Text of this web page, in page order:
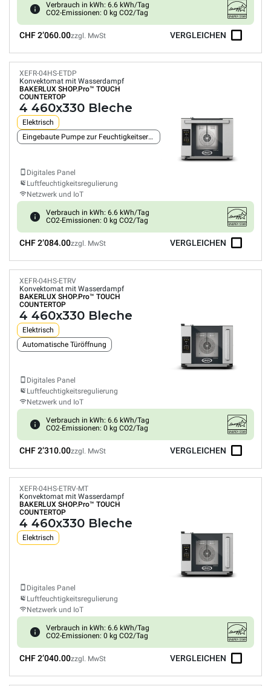
Verbrauch in kWh: 6.6 kWh/Tag
CO2-Emissionen: 0 kg CO2/Tag
CHF 2’060.00zzgl. MwSt VERGLEICHEN
XEFR-04HS-ETDP
Konvektomat mit Wasserdampf
BAKERLUX SHOP.Pro™ TOUCH
COUNTERTOP
4 460x330 Bleche
Elektrisch
Eingebaute Pumpe zur Feuchtigkeitserzeugung
Digitales Panel
Luftfeuchtigkeitsregulierung
Netzwerk und IoT
Verbrauch in kWh: 6.6 kWh/Tag
CO2-Emissionen: 0 kg CO2/Tag
CHF 2’084.00zzgl. MwSt VERGLEICHEN
XEFR-04HS-ETRV
Konvektomat mit Wasserdampf
BAKERLUX SHOP.Pro™ TOUCH
COUNTERTOP
4 460x330 Bleche
Elektrisch
Automatische Türöffnung
Digitales Panel
Luftfeuchtigkeitsregulierung
Netzwerk und IoT
Verbrauch in kWh: 6.6 kWh/Tag
CO2-Emissionen: 0 kg CO2/Tag
CHF 2’310.00zzgl. MwSt VERGLEICHEN
XEFR-04HS-ETRV-MT
Konvektomat mit Wasserdampf
BAKERLUX SHOP.Pro™ TOUCH
COUNTERTOP
4 460x330 Bleche
Elektrisch
Digitales Panel
Luftfeuchtigkeitsregulierung
Netzwerk und IoT
Verbrauch in kWh: 6.6 kWh/Tag
CO2-Emissionen: 0 kg CO2/Tag
CHF 2’040.00zzgl. MwSt VERGLEICHEN